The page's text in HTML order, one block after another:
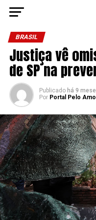
BRASIL
Justiça vê
de SP na
Publicado há 9
Por Portal Pelo